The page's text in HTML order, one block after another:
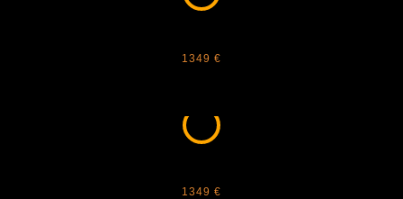
1349 €
1349 €